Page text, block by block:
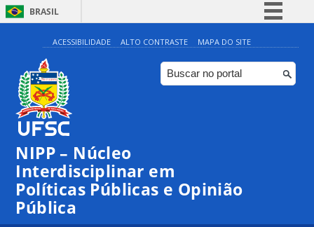
BRASIL
Simplifique!
Comunica BR
Participe
ACESSIBILIDADE ALTO CONTRASTE MAPA DO SITE
NIPP – Núcleo
Interdisciplinar em
Políticas Públicas e Opinião
Pública